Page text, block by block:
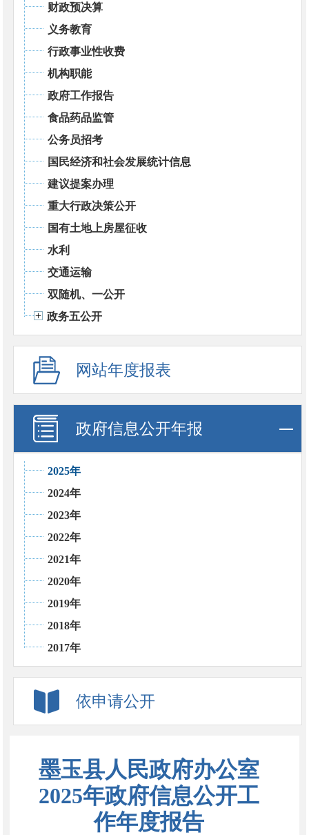
财政预决算
义务教育
行政事业性收费
机构职能
政府工作报告
食品药品监管
公务员招考
国民经济和社会发展统计信息
建议提案办理
重大行政决策公开
国有土地上房屋征收
水利
交通运输
双随机、一公开
政务五公开
网站年度报表
政府信息公开年报
2025年
2024年
2023年
2022年
2021年
2020年
2019年
2018年
2017年
依申请公开
墨玉县人民政府办公室
2025年政府信息公开工
作年度报告